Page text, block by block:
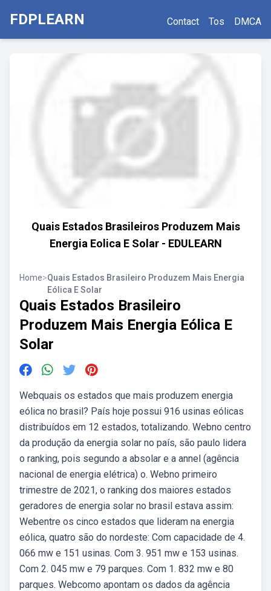
FDPLEARN Contact Tos DMCA
Quais Estados Brasileiros Produzem Mais
Energia Eolica E Solar - EDULEARN
Home>Quais Estados Brasileiro Produzem Mais Energia
Eólica E Solar
Quais Estados Brasileiro
Produzem Mais Energia Eólica E
Solar
Webquais os estados que mais produzem energia
eólica no brasil? País hoje possui 916 usinas eólicas
distribuídos em 12 estados, totalizando. Webno centro
da produção da energia solar no país, são paulo lidera
o ranking, pois segundo a absolar e a annel (agência
nacional de energia elétrica) o. Webno primeiro
trimestre de 2021, o ranking dos maiores estados
geradores de energia solar no brasil estava assim:
Webentre os cinco estados que lideram na energia
eólica, quatro são do nordeste: Com capacidade de 4.
066 mw e 151 usinas. Com 3. 951 mw e 153 usinas.
Com 2. 045 mw e 79 parques. Com 1. 832 mw e 80
parques. Webcomo apontam os dados da agência